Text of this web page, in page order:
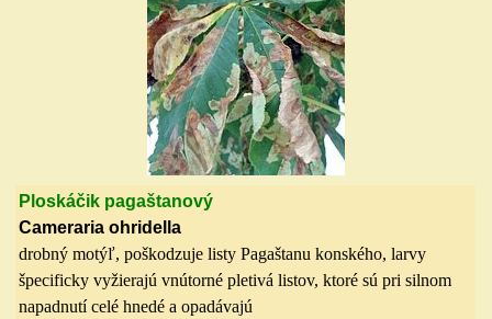
Ploskáčik pagaštanový
Cameraria ohridella
drobný motýľ, poškodzuje listy Pagaštanu konského, larvy
špecificky vyžierajú vnútorné pletivá listov, ktoré sú pri silnom
napadnutí celé hnedé a opadávajú